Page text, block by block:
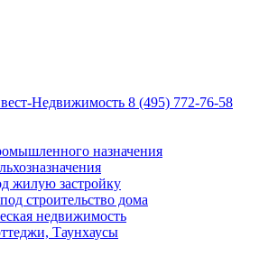
Недвижимость 8 (495) 772-76-58
назначения
жилую застройку
строительство дома
недвижимость
Таунхаусы